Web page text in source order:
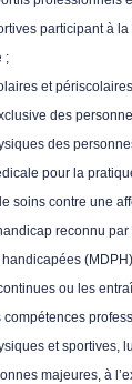
participant à
;
et
des
des
pour la
soins contre une
reconnu
ou les
compétences
et sportives,
majeures, à